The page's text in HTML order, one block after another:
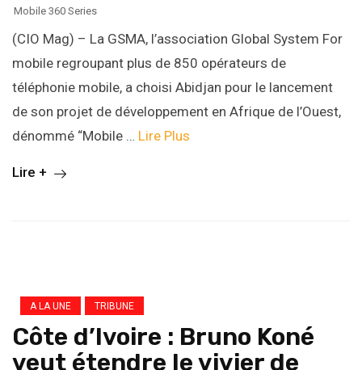
Mobile 360 Series
(CIO Mag) – La GSMA, l’association Global System For
mobile regroupant plus de 850 opérateurs de
téléphonie mobile, a choisi Abidjan pour le lancement
de son projet de développement en Afrique de l’Ouest,
dénommé “Mobile … Lire Plus
Lire +
A LA UNE TRIBUNE
Côte d’Ivoire : Bruno Koné
veut étendre le vivier de